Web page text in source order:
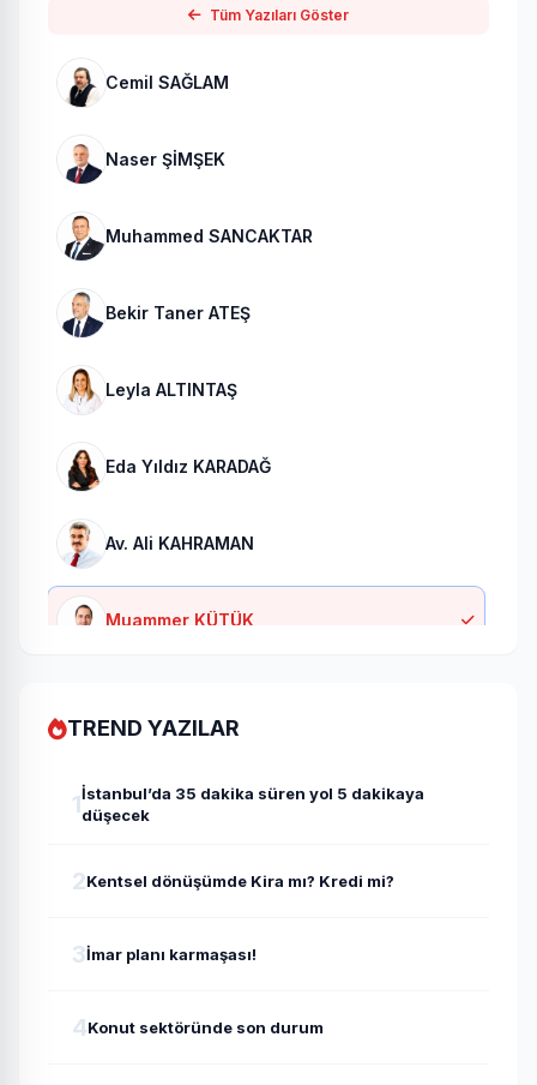
Tüm Yazıları Göster
Cemil SAĞLAM
Naser ŞİMŞEK
Muhammed SANCAKTAR
Bekir Taner ATEŞ
Leyla ALTINTAŞ
Eda Yıldız KARADAĞ
Av. Ali KAHRAMAN
Muammer KÜTÜK
TREND YAZILAR
1İstanbul’da 35 dakika süren yol 5 dakikaya
düşecek
2Kentsel dönüşümde Kira mı? Kredi mi?
3İmar planı karmaşası!
4Konut sektöründe son durum